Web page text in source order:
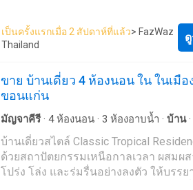
อยู่ #รับฝากขายบ้าน #ตะนอยอสังหา
พื้นที่รอบบ้านที่สามารถจัดสวน ปลูกต้นไ
เลี้ยงสัตว์ หรือสร้างมุมพักผ่อนส่วนตัวได้
เหมาะสำหรับผู้ที่ต้องการใช้ชีวิตใกล้ธร
ตำบลพระลับอำเภอเมืองขอนแก่น จังหวั
เดินทางสะดวก ใกล้แหล่งชุมชนและสถา
หลายแห่ง รายละเอียดทรัพย์ บ้านเดี่ยว ที่ดิน 100
ตารางวา พื้นที่ใช้สอย 137 ตารางเมตร 3
ห้องน้ำ แถมเครื่องปรับอากาศ 3 เครื่อง
บ้าน เหลือพื้นที่ใช้สอยจำนวนมาก จุดเด่นของบ้านบ้าน
หลังนี้เหมาะสำหรับผู้ที่ต้องการพื้นที่ใช้ชี
เป็นครั้งแรกเมื่อ 2 สัปดาห์ที่แล้ว> FazWaz
Thailand
ขาย บ้านเดี่ยว 4 ห้องนอน ใน ในเมือ
ขอนแก่น
มัญจาคีรี · 4ห้องนอน · 3 ห้องอาบน้ำ · บ้าน ·
บ้านเดี่ยวสไตล์ Classic Tropical
ด้วยสถาปัตยกรรมเหนือกาลเวลา ผสมผ
โปร่ง โล่ง และร่มรื่นอย่างลงตัว ให้บรรย